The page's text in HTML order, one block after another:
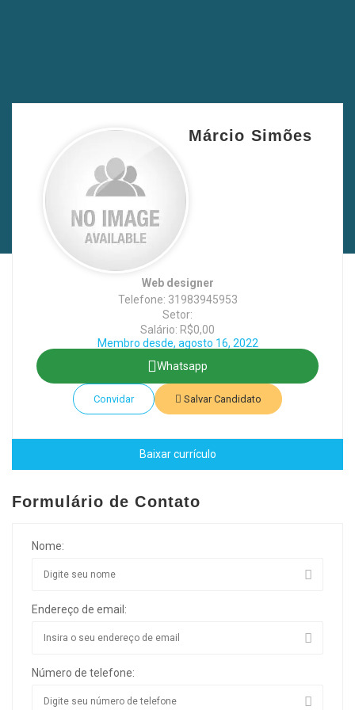
Márcio Simões
Web designer
Telefone: 31983945953
Setor:
Salário: R$0,00
Membro desde, agosto 16, 2022
Whatsapp
Convidar Salvar Candidato
Baixar currículo
Formulário de Contato
Nome:
Endereço de email:
Número de telefone: